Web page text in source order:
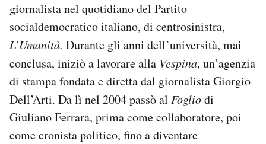
giornalista nel quotidiano del Partito
socialdemocratico italiano, di centrosinistra,
L’Umanità. Durante gli anni dell’università, mai
conclusa, iniziò a lavorare alla Vespina, un’agenzia
di stampa fondata e diretta dal giornalista Giorgio
Dell’Arti. Da lì nel 2004 passò al Fogliodi
Giuliano Ferrara, prima come collaboratore, poi
come cronista politico, fino a diventare